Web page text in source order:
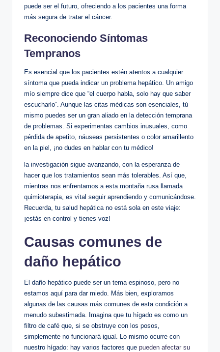
puede ser el futuro, ofreciendo a los pacientes una forma
más segura de tratar el cáncer.
Reconociendo Síntomas
Tempranos
Es esencial que los pacientes estén atentos a cualquier
síntoma que pueda indicar un problema hepático. Un amigo
mío siempre dice que “el cuerpo habla, solo hay que saber
escucharlo”. Aunque las citas médicas son esenciales, tú
mismo puedes ser un gran aliado en la detección temprana
de problemas. Si experimentas cambios inusuales, como
pérdida de apetito, náuseas persistentes o color amarillento
en la piel, ¡no dudes en hablar con tu médico!
la investigación sigue avanzando, con la esperanza de
hacer que los tratamientos sean más tolerables. Así que,
mientras nos enfrentamos a esta montaña rusa llamada
quimioterapia, es vital seguir aprendiendo y comunicándose.
Recuerda, tu salud hepática no está sola en este viaje:
¡estás en control y tienes voz!
Causas comunes de
daño hepático
El daño hepático puede ser un tema espinoso, pero no
estamos aquí para dar miedo. Más bien, exploramos
algunas de las causas más comunes de esta condición a
menudo subestimada. Imagina que tu hígado es como un
filtro de café que, si se obstruye con los posos,
simplemente no funcionará igual. Lo mismo ocurre con
nuestro hígado: hay varios factores que pueden afectar su